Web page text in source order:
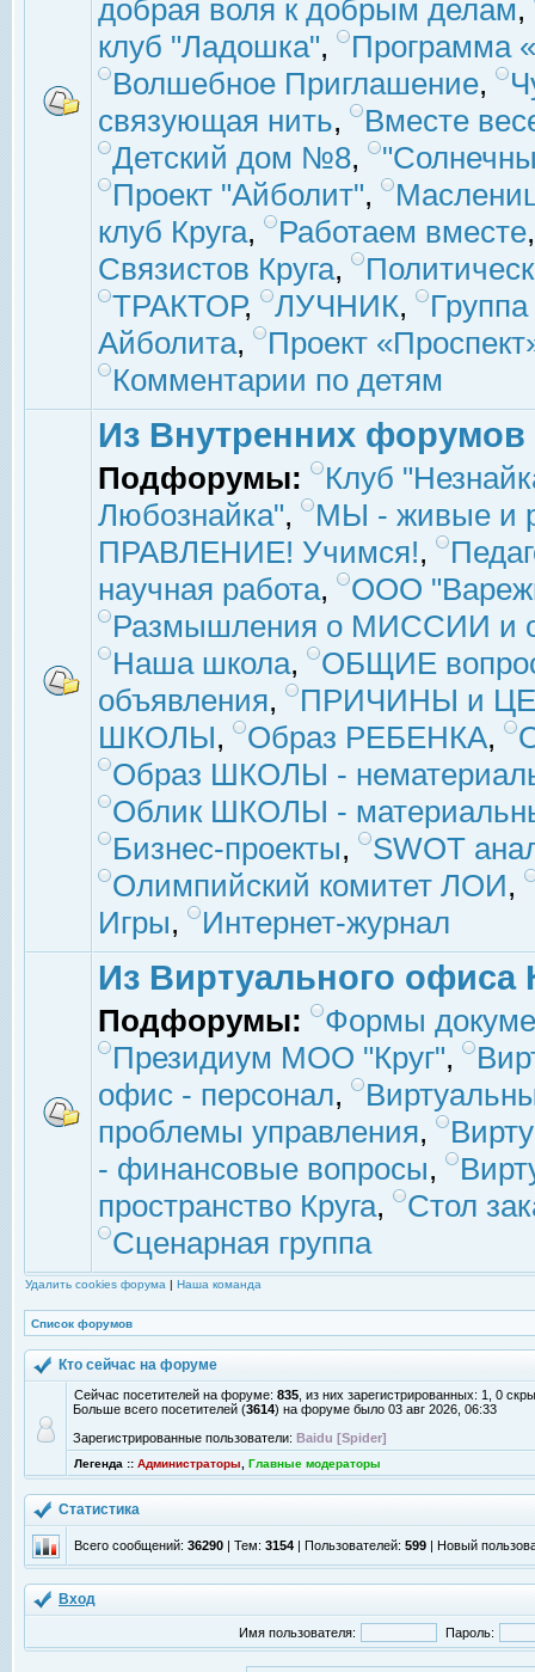
добрая воля к добрым делам,
клуб "Ладошка",
Программа
Волшебное Приглашение,
связующая нить,
Вместе
Детский дом №8,
Проект "Айболит",
клуб Круга, Работаем вместе
Связистов Круга,
ТРАКТОР, ЛУЧНИК,
Айболита,
Проект
Комментарии по детям
Из Внутренних форумов
Подфорумы:
Клуб
Любознайка",
МЫ - живые и
ПРАВЛЕНИЕ! Учимся!,
научная работа,
ООО
Размышления о МИССИИ и
Наша школа,
ОБЩИЕ
объявления,
ПРИЧИНЫ и
ШКОЛЫ, Образ РЕБЕНКА,
Образ ШКОЛЫ -
Облик ШКОЛЫ -
Бизнес-проекты,
SWOT
Олимпийский комитет ЛОИ,
Игры, Интернет-журнал
Из Виртуального офиса
Подфорумы:
Формы
Президиум МОО "Круг",
офис - персонал,
проблемы управления,
- финансовые вопросы,
пространство Круга,
Стол
Сценарная группа
Удалить cookies форума | Наша команда
Список форумов
Кто сейчас на форуме
Сейчас посетителей на форуме: 835 , из них зарегистрированных: 1, 0
Больше всего посетителей (3614) на форуме было 03 авг 2026, 06:33
Зарегистрированные пользователи: Baidu [Spider]
Легенда :: Администраторы Главные модераторы
Статистика
Всего сообщений: 36290 | Тем: 3154 | Пользователей: 599 | Новый
Вход
Имя пользователя: Пароль: